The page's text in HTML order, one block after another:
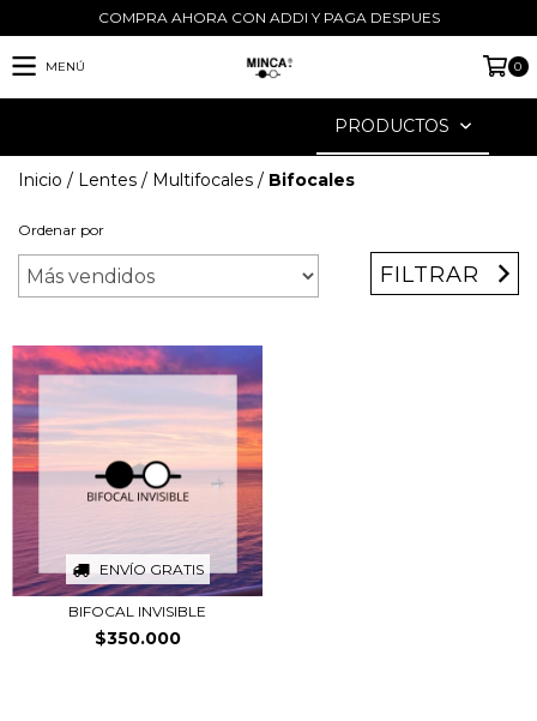
COMPRA AHORA CON ADDI Y PAGA DESPUES
MENÚ 0
PRODUCTOS
Inicio / Lentes / Multifocales / Bifocales
Ordenar por
FILTRAR
ENVÍO GRATIS
BIFOCAL INVISIBLE
$350.000